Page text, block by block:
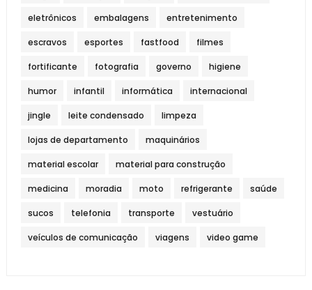
eletrônicos embalagens entretenimento
escravos esportes fastfood filmes
fortificante fotografia governo higiene
humor infantil informática internacional
jingle leite condensado limpeza
lojas de departamento maquinários
material escolar material para construção
medicina moradia moto refrigerante saúde
sucos telefonia transporte vestuário
veículos de comunicação viagens video game